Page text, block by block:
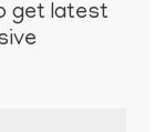
get latest